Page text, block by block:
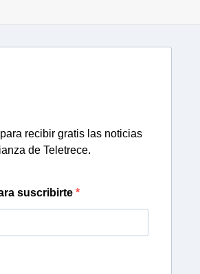
recibir gratis las noticias
de Teletrece.
suscribirte